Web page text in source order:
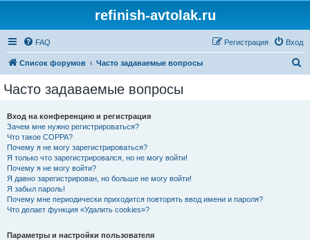
refinish-avtolak.ru
FAQ Вход
Регистрация
Список форумов Часто задаваемые вопросы
Часто задаваемые вопросы
Вход на конференцию и регистрация
Зачем мне нужно регистрироваться?
Что такое COPPA?
Почему я не могу зарегистрироваться?
Я только что зарегистрировался, но не могу войти!
Почему я не могу войти?
Я давно зарегистрирован, но больше не могу войти!
Я забыл пароль!
Почему мне периодически приходится повторять ввод имени и пароля?
Что делает функция «Удалить cookies»?
Параметры и настройки пользователя